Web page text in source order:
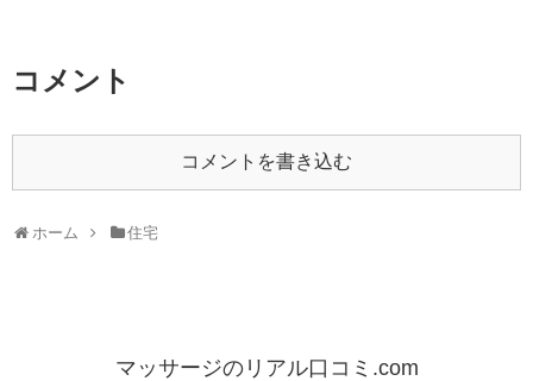
コメント
コメントを書き込む
ホーム 住宅
マッサージのリアル口コミ.com